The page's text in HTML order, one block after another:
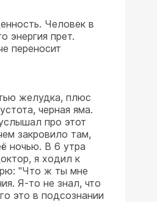
Человек в
энергия прет.
переносит
желудка, плюс
черная яма.
про этот
закровило там,
ночью. В 6 утра
я ходил к
"Что ж ты мне
Я-то не знал, что
это в подсознании